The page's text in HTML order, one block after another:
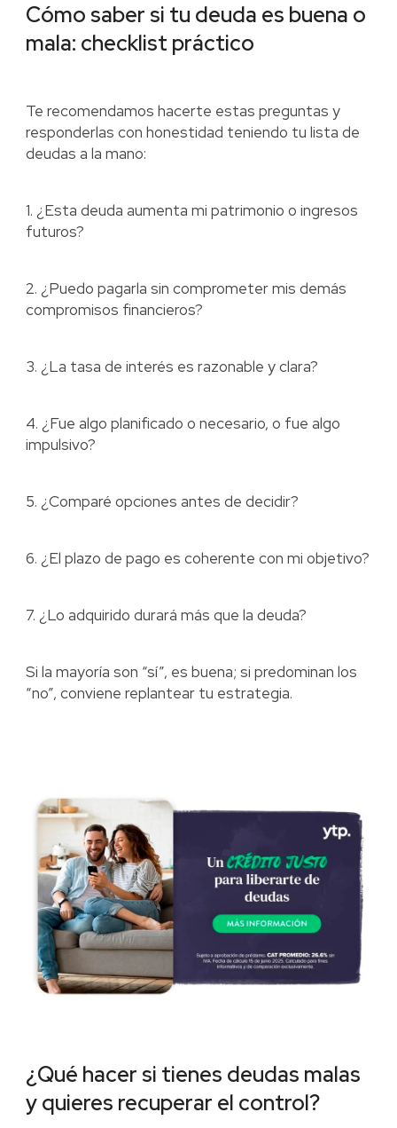
Cómo saber si tu deuda es buena o
mala: checklist práctico
Te recomendamos hacerte estas preguntas y
responderlas con honestidad teniendo tu lista de
deudas a la mano:
1. ¿Esta deuda aumenta mi patrimonio o ingresos
futuros?
2. ¿Puedo pagarla sin comprometer mis demás
compromisos financieros?
3. ¿La tasa de interés es razonable y clara?
4. ¿Fue algo planificado o necesario, o fue algo
impulsivo?
5. ¿Comparé opciones antes de decidir?
6. ¿El plazo de pago es coherente con mi objetivo?
7. ¿Lo adquirido durará más que la deuda?
Si la mayoría son “sí”, es buena; si predominan los
“no”, conviene replantear tu estrategia.
¿Qué hacer si tienes deudas malas
y quieres recuperar el control?